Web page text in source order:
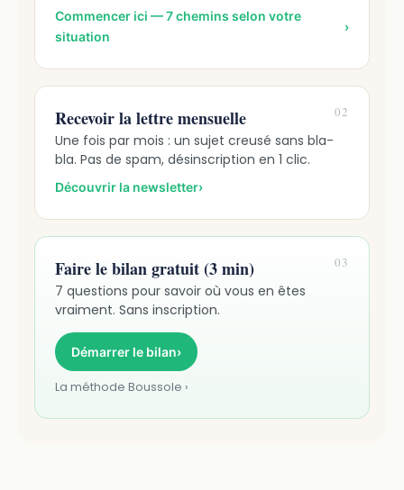
Commencer ici — 7 chemins selon votre
situation
›
02
Recevoir la lettre mensuelle
Une fois par mois : un sujet creusé sans bla-
bla. Pas de spam, désinscription en 1 clic.
Découvrir la newsletter›
03
Faire le bilan gratuit (3 min)
7 questions pour savoir où vous en êtes
vraiment. Sans inscription.
Démarrer le bilan›
La méthode Boussole ›